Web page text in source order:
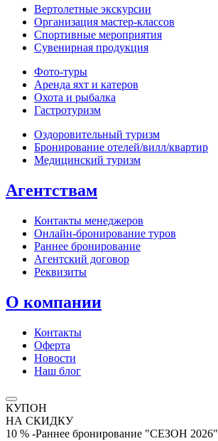
Вертолетные экскурсии
Организация мастер‑классов
Спортивные мероприятия
Сувенирная продукция
Фото‑туры
Аренда яхт и катеров
Охота и рыбалка
Гастротуризм
Оздоровительный туризм
Бронирование отелей/вилл/квартир
Медицинский туризм
Агентствам
Контакты менеджеров
Онлайн‑бронирование туров
Раннее бронирование
Агентский договор
Реквизиты
О компании
Контакты
Оферта
Новости
Наш блог
КУПОН
НА СКИДКУ
10 % -Раннее бронирование "СЕЗОН 2026"